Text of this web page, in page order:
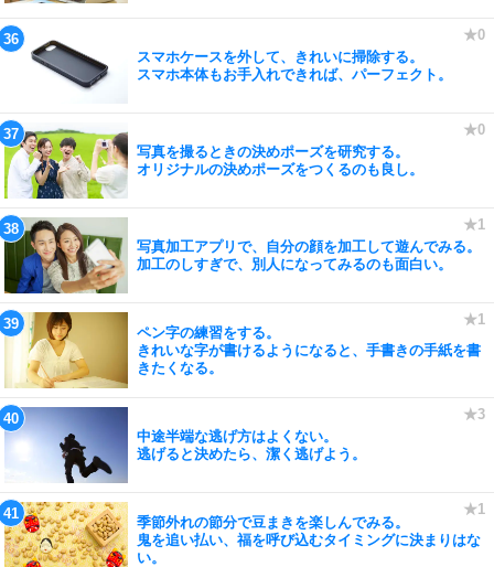
スマホケースを外して、きれいに掃除する。
スマホ本体もお手入れできれば、パーフェクト。
写真を撮るときの決めポーズを研究する。
オリジナルの決めポーズをつくるのも良し。
写真加工アプリで、自分の顔を加工して遊んでみる。
加工のしすぎで、別人になってみるのも面白い。
ペン字の練習をする。
きれいな字が書けるようになると、手書きの手紙を書
きたくなる。
中途半端な逃げ方はよくない。
逃げると決めたら、潔く逃げよう。
季節外れの節分で豆まきを楽しんでみる。
鬼を追い払い、福を呼び込むタイミングに決まりはな
い。